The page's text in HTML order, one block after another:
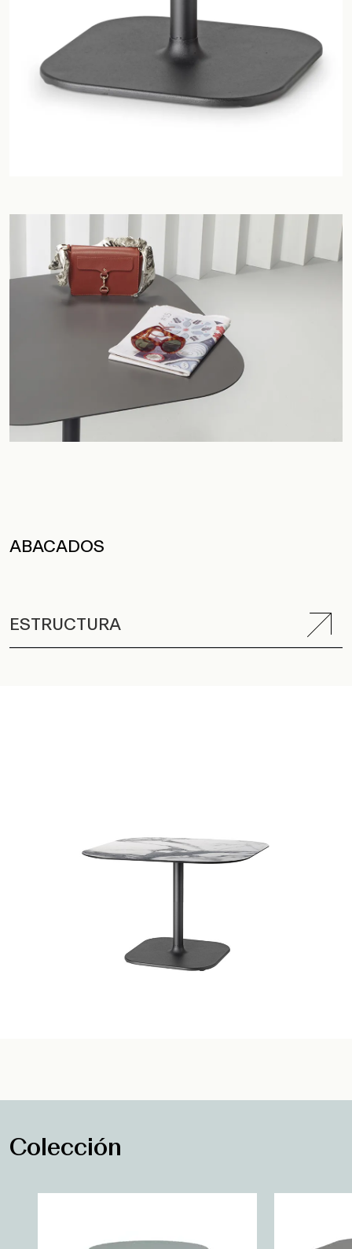
ABACADOS
ESTRUCTURA
Colección